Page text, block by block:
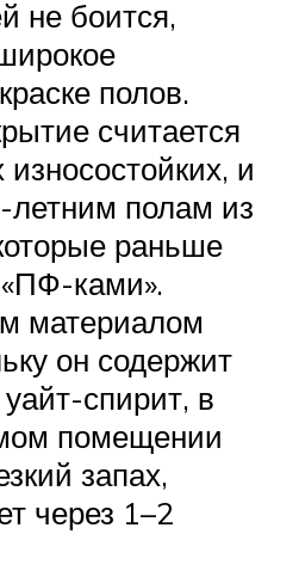
не боится,
полов.
считается
и
летним полам из
раньше
ками».
материалом
он содержит
спирит, в
помещении
запах,
через 1–2